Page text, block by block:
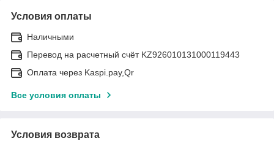
Условия оплаты
Наличными
Перевод на расчетный счёт KZ926010131000119443
Оплата через Kaspi.pay,Qr
Все условия оплаты
Условия возврата